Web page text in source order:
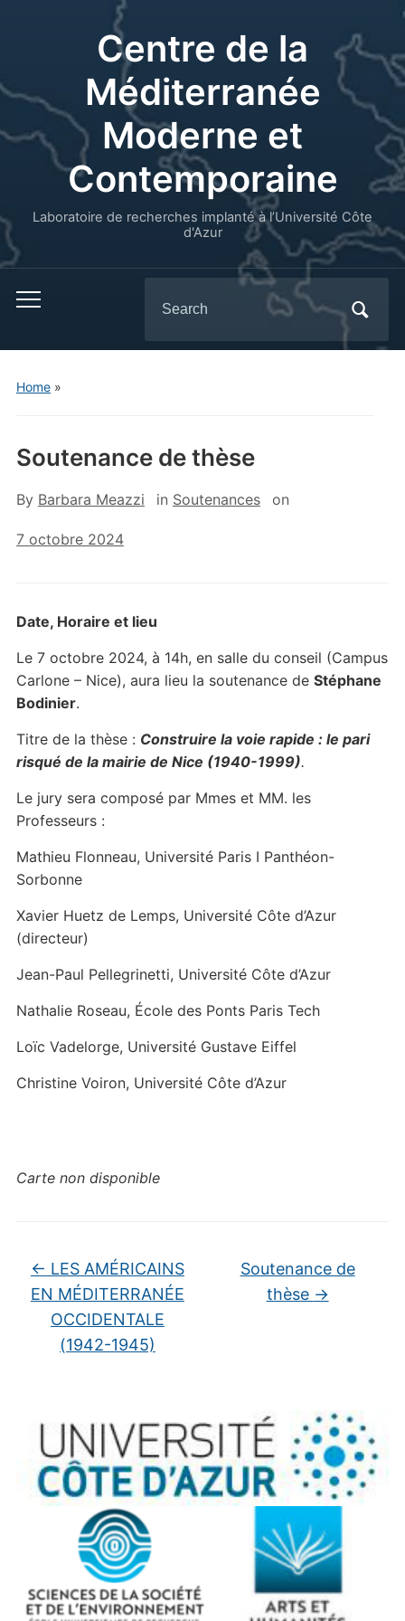
Centre de la
Méditerranée
Moderne et
Contemporaine
Laboratoire de recherches implanté à l’Université Côte
d'Azur
for:
Home»
Soutenance de thèse
By Barbara Meazzi in Soutenances on
7 octobre 2024
Date, Horaire et lieu
Le 7 octobre 2024, à 14h, en salle du conseil (Campus
Carlone – Nice), aura lieu la soutenance de Stéphane
Bodinier.
Titre de la thèse : Construire la voie rapide : le pari
risqué de la mairie de Nice (1940-1999).
Le jury sera composé par Mmes et MM. les
Professeurs :
Mathieu Flonneau, Université Paris I Panthéon-
Sorbonne
Xavier Huetz de Lemps, Université Côte d’Azur
(directeur)
Jean-Paul Pellegrinetti, Université Côte d’Azur
Nathalie Roseau, École des Ponts Paris Tech
Loïc Vadelorge, Université Gustave Eiffel
Christine Voiron, Université Côte d’Azur
Carte non disponible
← LES AMÉRICAINS
EN MÉDITERRANÉE
OCCIDENTALE
(1942-1945)
Soutenance de
thèse →